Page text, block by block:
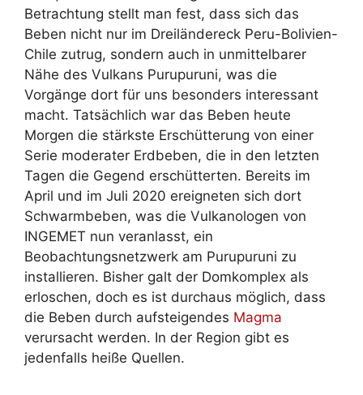
Betrachtung stellt man fest, dass sich das
Beben nicht nur im Dreiländereck Peru-Bolivien-
Chile zutrug, sondern auch in unmittelbarer
Nähe des Vulkans Purupuruni, was die
Vorgänge dort für uns besonders interessant
macht. Tatsächlich war das Beben heute
Morgen die stärkste Erschütterung von einer
Serie moderater Erdbeben, die in den letzten
Tagen die Gegend erschütterten. Bereits im
April und im Juli 2020 ereigneten sich dort
Schwarmbeben, was die Vulkanologen von
INGEMET nun veranlasst, ein
Beobachtungsnetzwerk am Purupuruni zu
installieren. Bisher galt der Domkomplex als
erloschen, doch es ist durchaus möglich, dass
die Beben durch aufsteigendes Magma
verursacht werden. In der Region gibt es
jedenfalls heiße Quellen.